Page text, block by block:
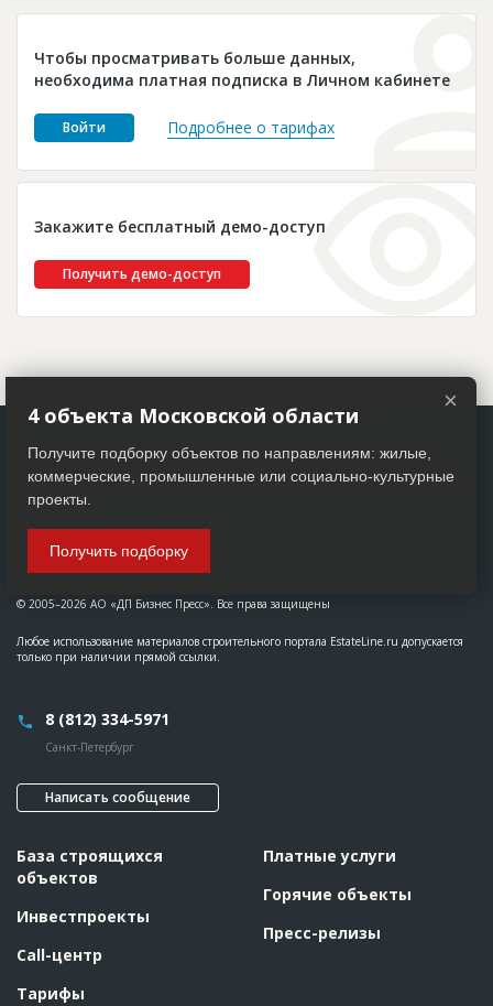
Платные услуги
Пресс-релизы
Чтобы просматривать больше данных,
необходима платная подписка в Личном кабинете
Войти Подробнее о тарифах
Закажите бесплатный демо-доступ
Получить демо-доступ
© 2005–2026 АО «ДП Бизнес Пресс». Все права защищены
Любое использование материалов строительного портала EstateLine.ru допускается
только при наличии прямой ссылки.
8 (812) 334-5971
Санкт-Петербург
Написать сообщение
База строящихся
объектов
Инвестпроекты
Call-центр
Тарифы
Платные услуги
Горячие объекты
Пресс-релизы
×
4 объекта Московской области
Получите подборку объектов по направлениям: жилые,
коммерческие, промышленные или социально-культурные
проекты.
Получить подборку